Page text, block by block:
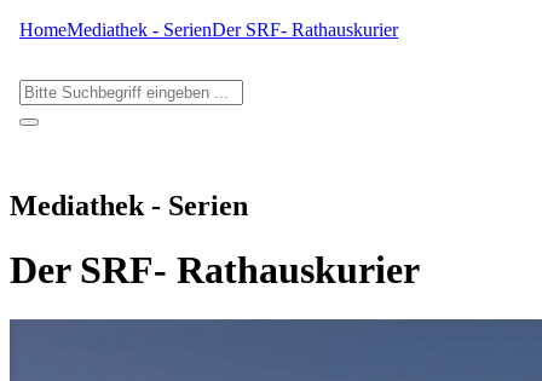
HomeMediathek - SerienDer SRF- Rathauskurier
Mediathek - Serien
Der SRF- Rathauskurier